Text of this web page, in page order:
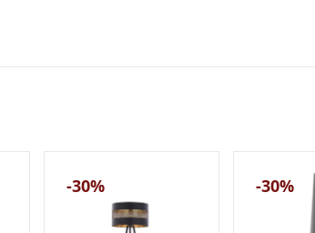
-30% -30%